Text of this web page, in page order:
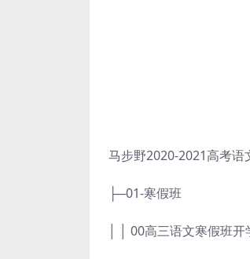
马步野2020-2021高考语
├─01-寒假班
│ │ 00高三语文寒假班